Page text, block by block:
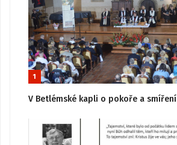
1
V Betlémské kapli o pokoře a smíření